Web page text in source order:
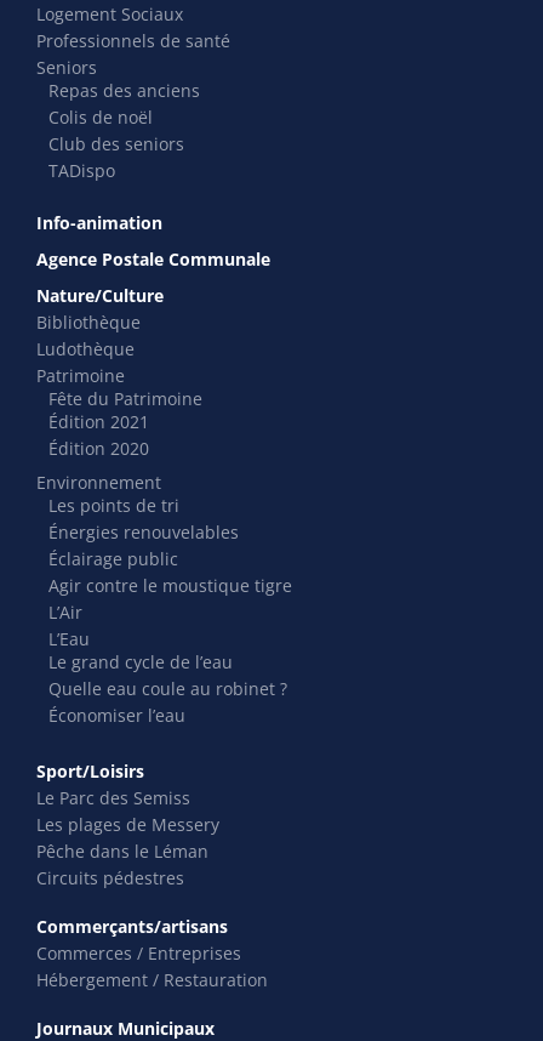
Logement Sociaux
Professionnels de santé
Seniors
Repas des anciens
Colis de noël
Club des seniors
TADispo
Info-animation
Agence Postale Communale
Nature/Culture
Bibliothèque
Ludothèque
Patrimoine
Fête du Patrimoine
Édition 2021
Édition 2020
Environnement
Les points de tri
Énergies renouvelables
Éclairage public
Agir contre le moustique tigre
L’Air
L’Eau
Le grand cycle de l’eau
Quelle eau coule au robinet ?
Économiser l’eau
Sport/Loisirs
Le Parc des Semiss
Les plages de Messery
Pêche dans le Léman
Circuits pédestres
Commerçants/artisans
Commerces / Entreprises
Hébergement / Restauration
Journaux Municipaux